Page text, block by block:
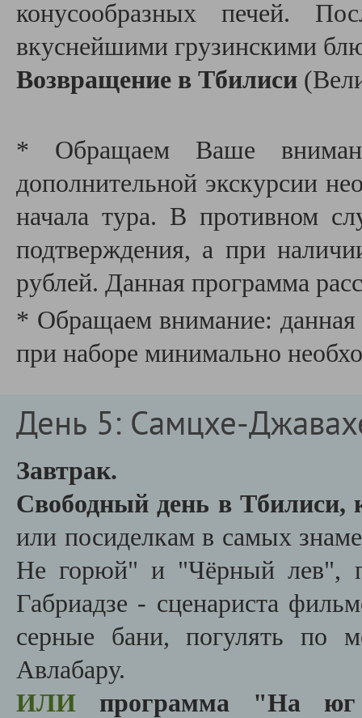
конусообразных печей.
вкуснейшими грузинскими
Возвращение в Тбилиси
* Обращаем Ваше
дополнительной экскурсии
начала тура. В противном
подтверждения, а при
рублей. Данная программа
* Обращаем внимание: данная
при наборе минимально
День 5: Самцхе-
Завтрак.
Свободный день в
или посиделкам в самых
Не горюй" и "Чёрный лев",
Габриадзе - сценариста
серные бани, погулять по
Авлабару.
ИЛИ программа "На юг